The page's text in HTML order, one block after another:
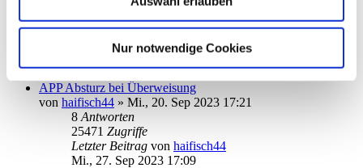
Nur notwendige Cookies
3Antworten
18421Zugriffe
Letzter Beitragvonebi_f
APP Absturz bei Überweisung
von haifisch44 » Mi., 20. Sep 2023 17:21
8 Antworten
25471 Zugriffe
Letzter Beitrag von haifisch44
Mi., 27. Sep 2023 17:09